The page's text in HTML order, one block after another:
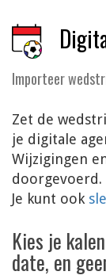
Importeer
Zet de
je digitale
Wijzigingen
doorgevoerd.
Je kunt ook
Kies je
date, en